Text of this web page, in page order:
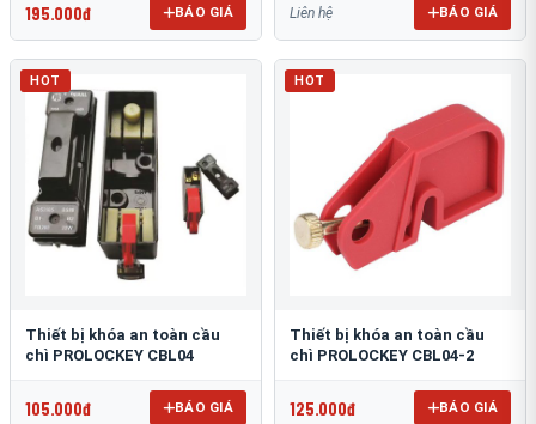
195.000đ BÁO GIÁ Liên hệ BÁO GIÁ
HOT
Thiết bị khóa an toàn cầu
chì PROLOCKEY CBL04
105.000đ BÁO GIÁ
HOT
Thiết bị khóa an toàn cầu
chì PROLOCKEY CBL04-2
125.000đ BÁO GIÁ